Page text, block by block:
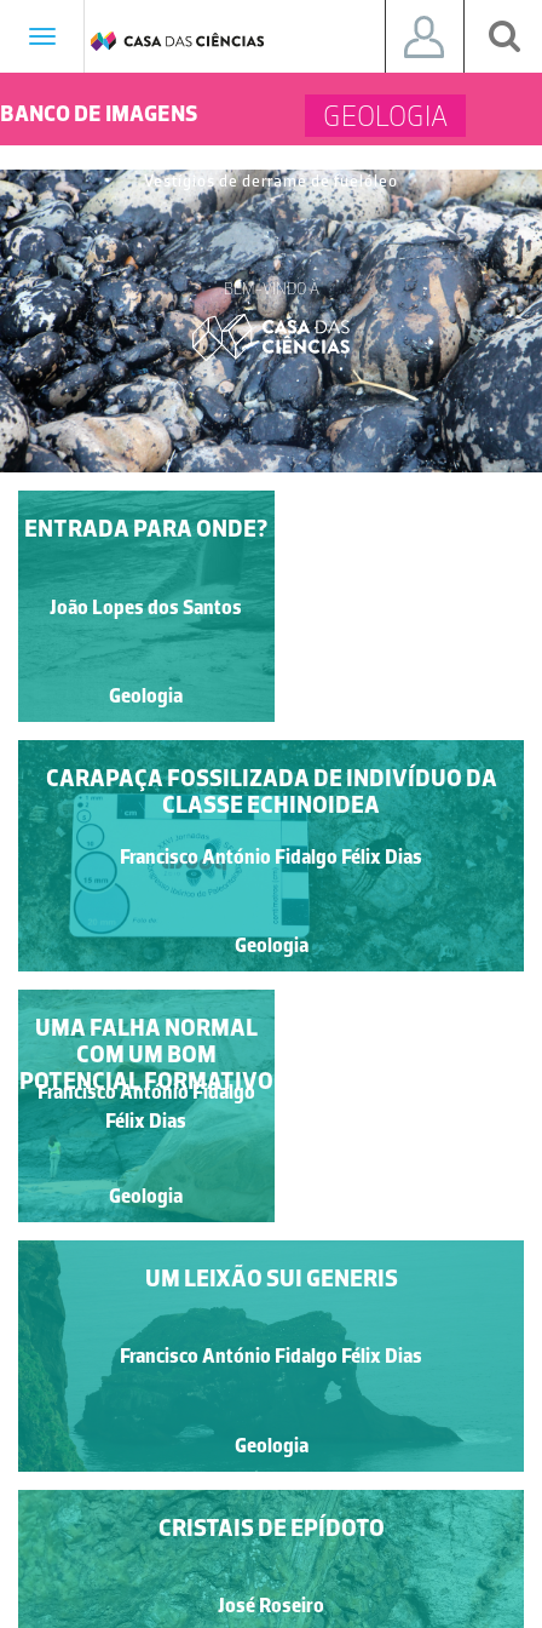
Toggle
BANCO DE IMAGENS GEOLOGIA
Vestígios de derrame de fuelóleo
BEM-VINDO À
ENTRE ARTÍCULOS
MINERALIZADOS DE
PEDÚNCULOS DE
CRINOIDES, UM
FRAGMENTO DE
CARAPAÇA
FOSSILIZADA DE
EQUINOIDE REGULAR
Francisco António Fidalgo
Félix Dias
Geologia
CARAPAÇA FOSSILIZADA DE INDIVÍDUO DA
CLASSE ECHINOIDEA
Francisco António Fidalgo Félix Dias
Geologia
ENTRADA PARA ONDE?
João Lopes dos Santos
Geologia
MOLDE E
CONTRAMOLDE
Manuela Lopes
Geologia
UMA FALHA NORMAL
COM UM BOM
POTENCIAL FORMATIVO
Francisco António Fidalgo
Félix Dias
Geologia
UM LEIXÃO SUI GENERIS
Francisco António Fidalgo Félix Dias
Geologia
CRISTAIS DE EPÍDOTO
José Roseiro